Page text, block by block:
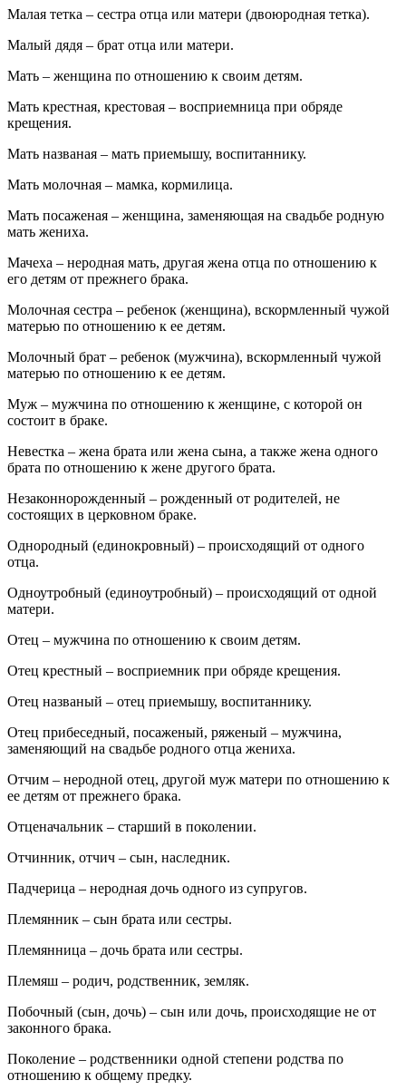
Малая тетка – сестра отца или матери (двоюродная тетка).
Малый дядя – брат отца или матери.
Мать – женщина по отношению к своим детям.
Мать крестная, крестовая – восприемница при обряде
крещения.
Мать названая – мать приемышу, воспитаннику.
Мать молочная – мамка, кормилица.
Мать посаженая – женщина, заменяющая на свадьбе родную
мать жениха.
Мачеха – неродная мать, другая жена отца по отношению к
его детям от прежнего брака.
Молочная сестра – ребенок (женщина), вскормленный чужой
матерью по отношению к ее детям.
Молочный брат – ребенок (мужчина), вскормленный чужой
матерью по отношению к ее детям.
Муж – мужчина по отношению к женщине, с которой он
состоит в браке.
Невестка – жена брата или жена сына, а также жена одного
брата по отношению к жене другого брата.
Незаконнорожденный – рожденный от родителей, не
состоящих в церковном браке.
Однородный (единокровный) – происходящий от одного
отца.
Одноутробный (единоутробный) – происходящий от одной
матери.
Отец – мужчина по отношению к своим детям.
Отец крестный – восприемник при обряде крещения.
Отец названый – отец приемышу, воспитаннику.
Отец прибеседный, посаженый, ряженый – мужчина,
заменяющий на свадьбе родного отца жениха.
Отчим – неродной отец, другой муж матери по отношению к
ее детям от прежнего брака.
Отценачальник – старший в поколении.
Отчинник, отчич – сын, наследник.
Падчерица – неродная дочь одного из супругов.
Племянник – сын брата или сестры.
Племянница – дочь брата или сестры.
Племяш – родич, родственник, земляк.
Побочный (сын, дочь) – сын или дочь, происходящие не от
законного брака.
Поколение – родственники одной степени родства по
отношению к общему предку.